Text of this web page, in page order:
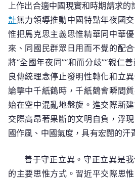
上作出合適中國現實和時期請求的
計無力領導推動中國特點年夜國
惟把馬克思主義思惟精華同中華
來、同國民群眾日用而不覺的配
將“全國年夜同”“和而分歧”“親仁
良傳統理念停止發明性轉化和立
論擊中千紙鶴時，千紙鶴會瞬間
始在空中混亂地盤旋。進交際新
交際高昂著果斷的文明自負，浮
國作風、中國氣度，具有宏闊的汗
善于守正立異。守正立異是
的主要思惟方式。習近平交際思